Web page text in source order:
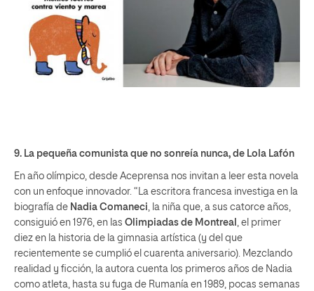
9. La pequeña comunista que no sonreía nunca, de Lola Lafón
En año olímpico, desde Aceprensa nos invitan a leer esta novela
con un enfoque innovador. “La escritora francesa investiga en la
biografía de Nadia Comaneci, la niña que, a sus catorce años,
consiguió en 1976, en las Olimpiadas de Montreal , el primer
diez en la historia de la gimnasia artística (y del que
recientemente se cumplió el cuarenta aniversario). Mezclando
realidad y ficción, la autora cuenta los primeros años de Nadia
como atleta, hasta su fuga de Rumanía en 1989, pocas semanas